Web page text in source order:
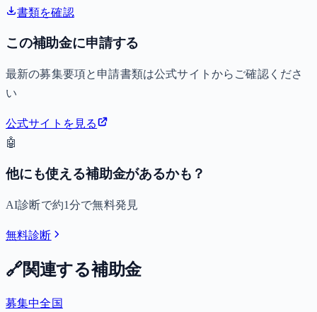
書類を確認
この補助金に申請する
最新の募集要項と申請書類は公式サイトからご確認くださ
い
公式サイトを見る
🤖
他にも使える補助金があるかも？
AI診断で約1分で無料発見
無料診断
🔗関連する補助金
募集中全国